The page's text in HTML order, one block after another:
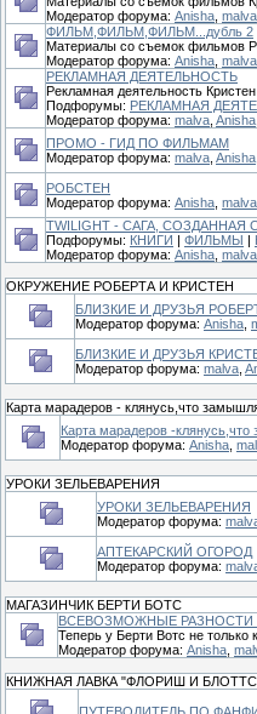
Модератор форума: Anisha malva
ФИЛЬМ,ФИЛЬМ,ФИЛЬМ...дубль 2
Материалы со съемок фильмов
Модератор форума: Anisha malva
РЕКЛАМНАЯ ДЕЯТЕЛЬНОСТЬ
Рекламная деятельность
Подфорумы: РЕКЛАМНАЯ
Модератор форума: malva Anisha
ПРОМО - ГИД ПО ФИЛЬМАМ
Модератор форума: malva Anisha
РОБСТЕН
Модератор форума: Anisha malva
TWILIGHT - САГА,
Подфорумы: КНИГИ | ФИЛЬМЫ |
Модератор форума: Anisha malva
ОКРУЖЕНИЕ РОБЕРТА И КРИСТЕН
БЛИЗКИЕ И ДРУЗЬЯ
Модератор форума: Anisha
БЛИЗКИЕ И ДРУЗЬЯ
Модератор форума: malva
Карта марадеров - клянусь,что
Карта марадеров -
Модератор форума: Anisha
УРОКИ ЗЕЛЬЕВАРЕНИЯ
УРОКИ ЗЕЛЬЕВАРЕНИЯ
Модератор форума:
АПТЕКАРСКИЙ ОГОРОД
Модератор форума:
МАГАЗИНЧИК БЕРТИ БОТС
ВСЕВОЗМОЖНЫЕ РАЗНОСТИ
Теперь у Берти Вотс не
Модератор форума: Anisha
КНИЖНАЯ ЛАВКА "ФЛОРИШ И